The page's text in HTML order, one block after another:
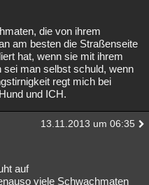
Allmystery English
Neue Geschlossen
die von ihrem
am besten die Straßenseite
hat, wenn sie mit ihrem
sei man selbst schuld, wenn
regt mich bei
und ICH.
13.11.2013 um 06:35
auf
viele Schwachmaten